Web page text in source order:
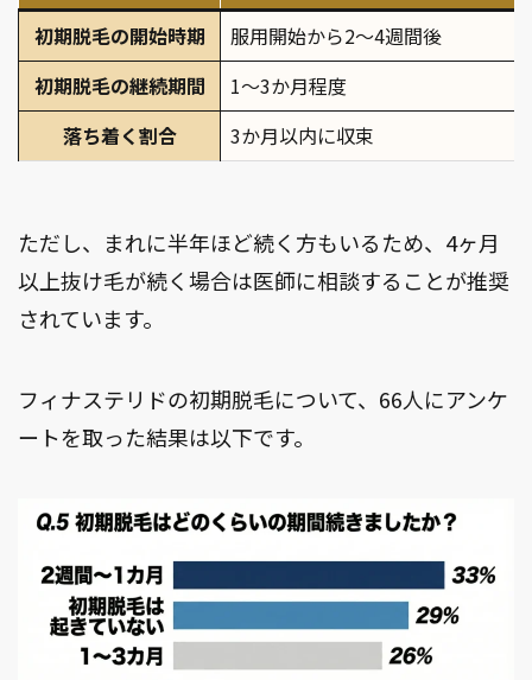
初期脱毛の開始時期
服用開始から2～4週間後
初期脱毛の継続期間
1～3か月程度
落ち着く割合
3か月以内に収束
ただし、まれに半年ほど続く方もいるため、4ヶ月
以上抜け毛が続く場合は医師に相談することが推奨
されています。
フィナステリドの初期脱毛について、66人にアンケ
ートを取った結果は以下です。